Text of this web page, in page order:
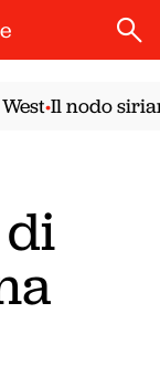
nodo siriano. Il